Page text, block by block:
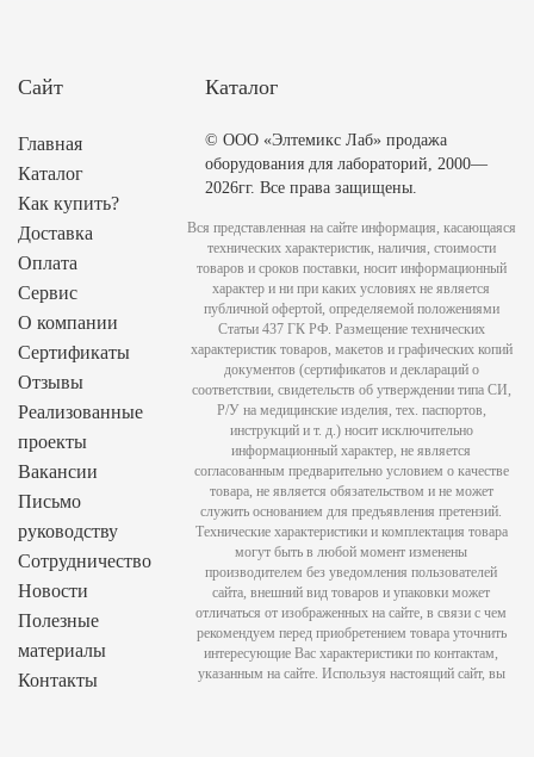
Сайт
Главная
Каталог
Как купить?
Доставка
Оплата
Сервис
О компании
Сертификаты
Отзывы
Реализованные
проекты
Вакансии
Письмо
руководству
Сотрудничество
Новости
Полезные
материалы
Контакты
Каталог
© ООО «Элтемикс Лаб» продажа
оборудования для лабораторий, 2000—
2026гг. Все права защищены.
Вся представленная на сайте информация, касающаяся
технических характеристик, наличия, стоимости
товаров и сроков поставки, носит информационный
характер и ни при каких условиях не является
публичной офертой, определяемой положениями
Статьи 437 ГК РФ. Размещение технических
характеристик товаров, макетов и графических копий
документов (сертификатов и деклараций о
соответствии, свидетельств об утверждении типа СИ,
Р/У на медицинские изделия, тех. паспортов,
инструкций и т. д.) носит исключительно
информационный характер, не является
согласованным предварительно условием о качестве
товара, не является обязательством и не может
служить основанием для предъявления претензий.
Технические характеристики и комплектация товара
могут быть в любой момент изменены
производителем без уведомления пользователей
сайта, внешний вид товаров и упаковки может
отличаться от изображенных на сайте, в связи с чем
рекомендуем перед приобретением товара уточнить
интересующие Вас характеристики по контактам,
указанным на сайте. Используя настоящий сайт, вы